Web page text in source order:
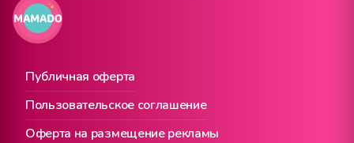
Публичная оферта
Пользовательское соглашение
Оферта на размещение рекламы